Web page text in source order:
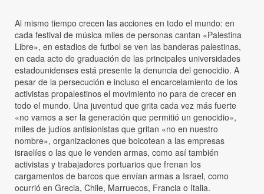
Al mismo tiempo crecen las acciones en todo el mundo: en
cada festival de música miles de personas cantan «Palestina
Libre», en estadios de futbol se ven las banderas palestinas,
en cada acto de graduación de las principales universidades
estadounidenses está presente la denuncia del genocidio. A
pesar de la persecución e incluso el encarcelamiento de los
activistas propalestinos el movimiento no para de crecer en
todo el mundo. Una juventud que grita cada vez más fuerte
«no vamos a ser la generación que permitió un genocidio»,
miles de judíos antisionistas que gritan «no en nuestro
nombre», organizaciones que boicotean a las empresas
israelíes o las que le venden armas, como así también
activistas y trabajadores portuarios que frenan los
cargamentos de barcos que envían armas a Israel, como
ocurrió en Grecia, Chile, Marruecos, Francia o Italia.